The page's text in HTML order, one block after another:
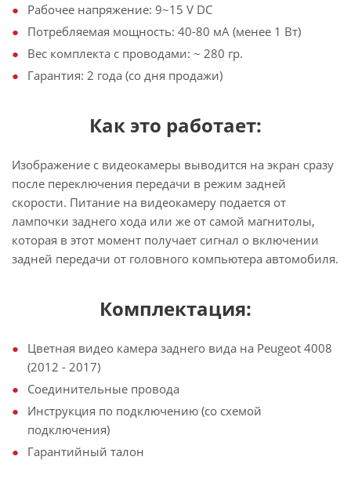
Рабочее напряжение: 9~15 V DC
Потребляемая мощность: 40-80 мА (менее 1 Вт)
Вес комплекта с проводами: ~ 280 гр.
Гарантия: 2 года (со дня продажи)
Как это работает:
Изображение с видеокамеры выводится на экран сразу
после переключения передачи в режим задней
скорости. Питание на видеокамеру подается от
лампочки заднего хода или же от самой магнитолы,
которая в этот момент получает сигнал о включении
задней передачи от головного компьютера автомобиля.
Комплектация:
Цветная видео камера заднего вида на Peugeot 4008
(2012 - 2017)
Соединительные провода
Инструкция по подключению (со схемой
подключения)
Гарантийный талон